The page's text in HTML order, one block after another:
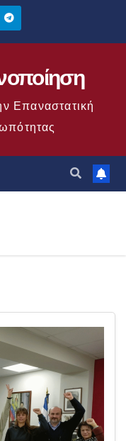
Επαναστατική